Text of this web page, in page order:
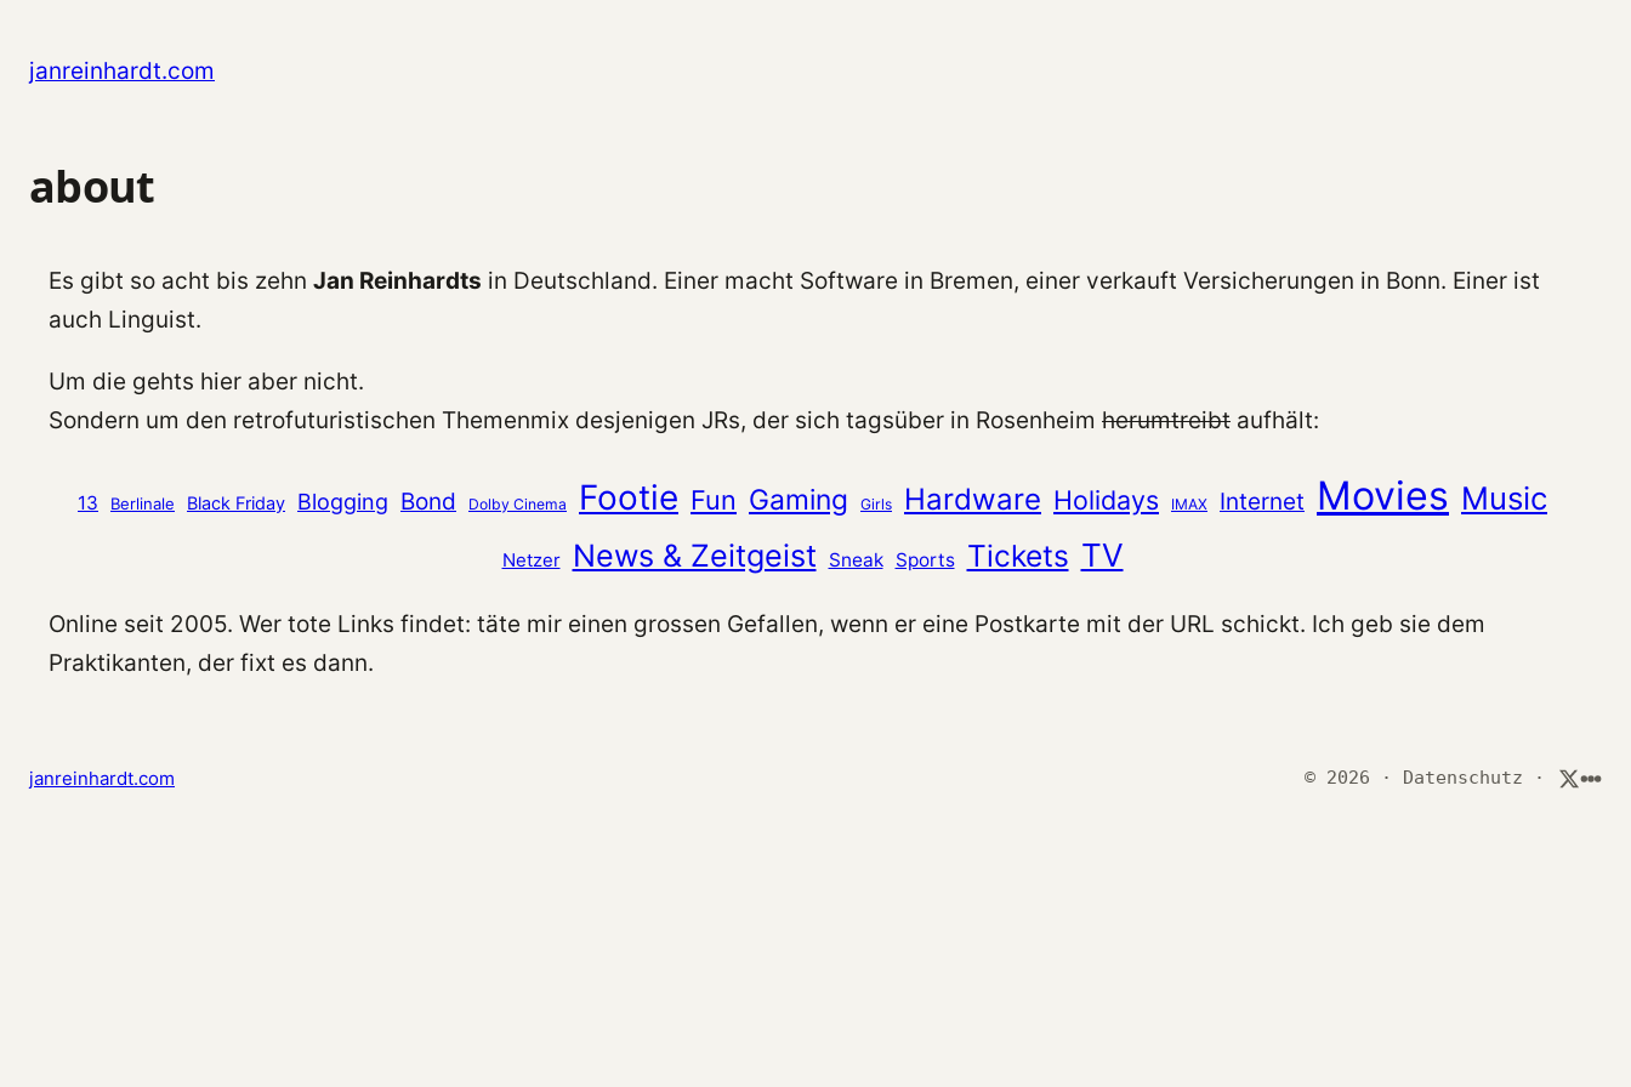
janreinhardt.com
about
Es gibt so acht bis zehn Jan Reinhardts in Deutschland. Einer macht Software in Bremen, einer verkauft Versicherungen in Bonn. Einer ist
auch Linguist.
Um die gehts hier aber nicht.
Sondern um den retrofuturistischen Themenmix desjenigen JRs, der sich tagsüber in Rosenheim herumtreibt aufhält:
13 Berlinale Black Friday Blogging Bond Dolby Cinema Footie Fun Gaming Girls Hardware Holidays IMAX Internet Movies Music
Netzer News & Zeitgeist Sneak Sports Tickets TV
Online seit 2005. Wer tote Links findet: täte mir einen grossen Gefallen, wenn er eine Postkarte mit der URL schickt. Ich geb sie dem
Praktikanten, der fixt es dann.
janreinhardt.com © 2026 · Datenschutz ·